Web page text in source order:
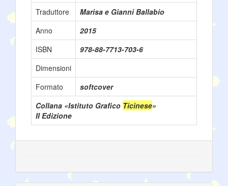
Traduttore
Marisa e Gianni Ballabio
Anno
2015
ISBN
978-88-7713-703-6
Dimensioni
Formato
softcover
Collana «Istituto Grafico Ticinese»
II Edizione